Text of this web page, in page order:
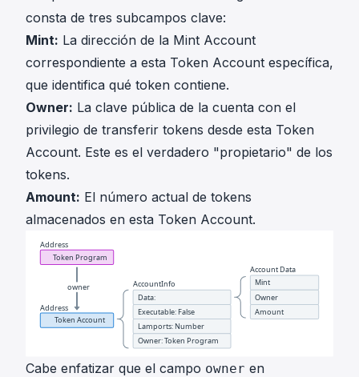
consta de tres subcampos clave:
Mint: La dirección de la Mint Account
correspondiente a esta Token Account específica,
que identifica qué token contiene.
Owner: La clave pública de la cuenta con el
privilegio de transferir tokens desde esta Token
Account. Este es el verdadero "propietario" de los
tokens.
Amount: El número actual de tokens
almacenados en esta Token Account.
Cabe enfatizar que el campo owner en